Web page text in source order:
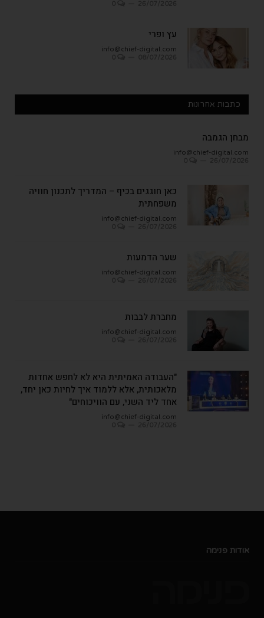
עץ ופרי
info@chief-digital.com
כתבות אחרונות
מבחן הגמבה
info@chief-digital.com
כאן חוגגים בכיף – המדריך לתכנון חוויה
משפחתית
info@chief-digital.com
שער הדמעות
info@chief-digital.com
מחברת לבבות
info@chief-digital.com
"העבודה האמיתית היא לא לחפש אחדות
מלאכותית, אלא ללמוד איך לחיות כאן יחד,
אחד ליד השני, עם הוויכוחים"
info@chief-digital.com
אודות פנימה